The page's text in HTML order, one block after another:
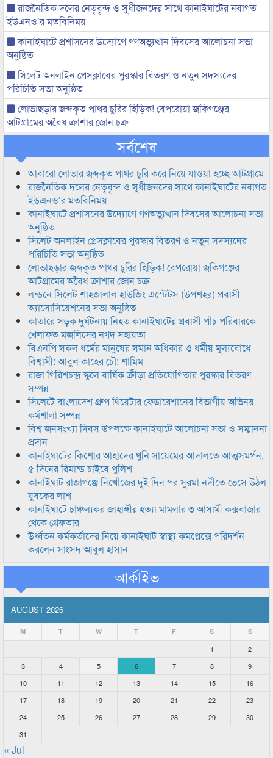
রাজনৈতিক দলের নেতৃবৃন্দ ও সুধীজনদের সাথে কানাইঘাটের নবাগত
ইউএনও’র মতবিনিময়
কানাইঘাটে প্রশাসনের উদ্যোগে গণঅভ্যুত্থান দিবসের আলোচনা সভা
অনুষ্ঠিত
সিলেট অনলাইন প্রেসক্লাবের পুরস্কার বিতরণ ও নতুন সদস্যদের
পরিচিতি সভা অনুষ্ঠিত
লোভাছড়ার জব্দকৃত পাথর চুরির হিড়িক! বেপরোয়া জকিগঞ্জের
আটগ্রামের অবৈধ ক্রাশার জোন চক্র
সর্বশেষ
আবারো লোভার জব্দকৃত পাথর চুরি করে নিয়ে যাওয়া হচ্ছে আটগ্রামে
রাজনৈতিক দলের নেতৃবৃন্দ ও সুধীজনদের সাথে কানাইঘাটের নবাগত
ইউএনও’র মতবিনিময়
কানাইঘাটে প্রশাসনের উদ্যোগে গণঅভ্যুত্থান দিবসের আলোচনা সভা
অনুষ্ঠিত
সিলেট অনলাইন প্রেসক্লাবের পুরস্কার বিতরণ ও নতুন সদস্যদের
পরিচিতি সভা অনুষ্ঠিত
লোভাছড়ার জব্দকৃত পাথর চুরির হিড়িক! বেপরোয়া জকিগঞ্জের
আটগ্রামের অবৈধ ক্রাশার জোন চক্র
লন্ডনে সিলেট শাহজালাল হাউজিং এস্টেটস (উপশহর) প্রবাসী
অ্যাসোসিয়েশনের সভা অনুষ্ঠিত
কাতারে সড়ক দুর্ঘটনায় নিহত কানাইঘাটের প্রবাসী পাঁচ পরিবারকে
খেলাফত মজলিসের নগদ সহায়তা
বিএনপি সকল ধর্মের মানুষের সমান অধিকার ও ধর্মীয় মুল্যবোধে
বিশ্বাসী: আবুল কাহের চৌ: শামিম
রাজা গিরিশচন্দ্র স্কুলে বার্ষিক ক্রীড়া প্রতিযোগিতার পুরস্কার বিতরণ
সম্পন্ন
সিলেটে বাংলাদেশ গ্রুপ থিয়েটার ফেডারেশানের বিভাগীয় অভিনয়
কর্মশালা সম্পন্ন
বিশ্ব জনসংখ্যা দিবস উপলক্ষে কানাইঘাটে আলোচনা সভা ও সম্মাননা
প্রদান
কানাইঘাটের কিশোর আহাদের খুনি সায়েমের আদালতে আত্মসমর্পন,
৫ দিনের রিমান্ড চাইবে পুলিশ
কানাইঘাট রাজাগঞ্জে নিখোঁজের দুই দিন পর সুরমা নদীতে ভেসে উঠল
যুবকের লাশ
কানাইঘাটে চাঞ্চল্যকর জাহাঙ্গীর হত্যা মামলার ৩ আসামী কক্সবাজার
থেকে গ্রেফতার
উর্ধ্বতন কর্মকর্তাদের নিয়ে কানাইঘাট স্বাস্থ্য কমপ্লেক্সে পরিদর্শন
করলেন সাংসদ আবুল হাসান
আর্কাইভ
AUGUST 2026
M T W T F S S
1
2
3
4 5 6 7 8
9
10
11 12 13 14 15
16
17
18 19 20 21 22
23
24
25 26 27 28 29
30
31
« Jul